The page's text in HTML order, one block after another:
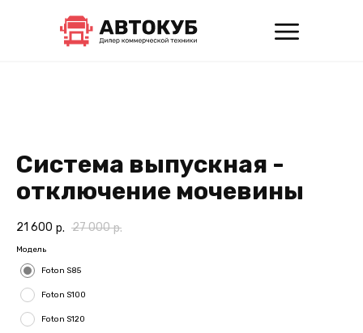
Система выпускная -
отключение мочевины
21 600 р. 27 000 р.
Модель
Foton S85
Foton S100
Foton S120